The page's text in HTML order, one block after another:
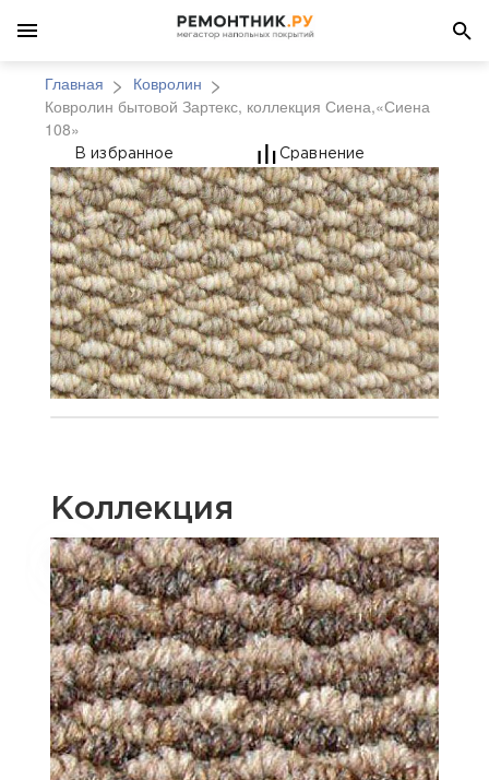
Главная
Ковролин
Ковролин бытовой Зартекс, коллекция Сиена,«Сиена
108»
Ковролин бытовой
В избранное Сравнение
Коллекция